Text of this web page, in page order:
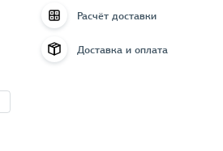
Расчёт доставки
Доставка и оплата